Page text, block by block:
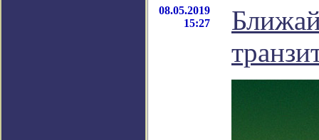
08.05.2019
15:27